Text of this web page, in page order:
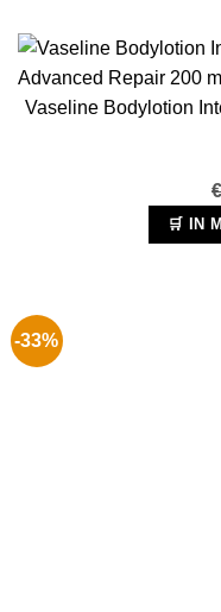
Vaseline Bodylotion
€
🛒 IN
-33%